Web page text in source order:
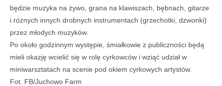
będzie muzyka na żywo, grana na klawiszach, bębnach, gitarze
i różnych innych drobnych instrumentach (grzechotki, dzwonki)
przez młodych muzyków.
Po około godzinnym występie, śmiałkowie z publiczności będą
mieli okazję wcielić się w rolę cyrkowców i wziąć udział w
miniwarsztatach na scenie pod okiem cyrkowych artystów.
Fot. FB/Juchowo Farm